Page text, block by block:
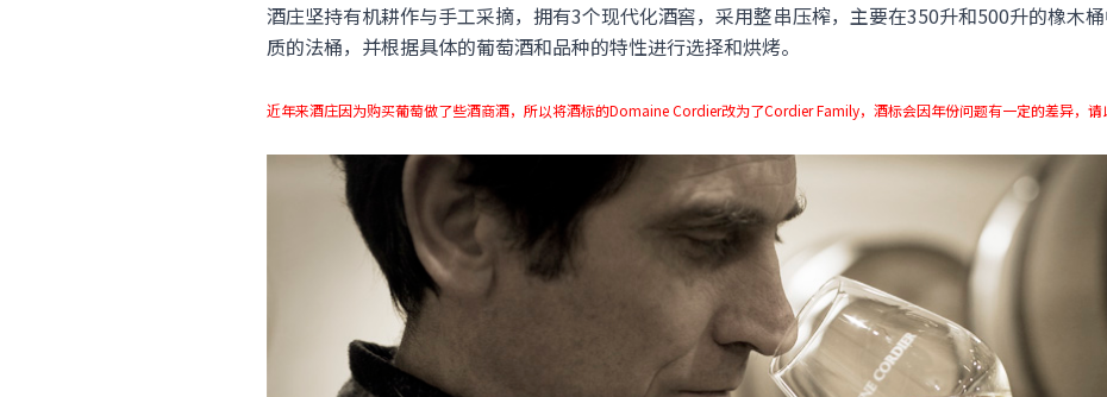
酒庄坚持有机耕作与手工采摘，拥有3个现代化酒窖，采用整串压榨，主要在350升和500升的橡木
质的法桶，并根据具体的葡萄酒和品种的特性进行选择和烘烤。
近年来酒庄因为购买葡萄做了些酒商酒，所以将酒标的Domaine Cordier改为了Cordier Family，酒标会因年份问题有一定的差异，请